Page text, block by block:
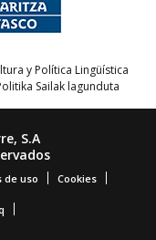
y Política Lingüística
Sailak lagunduta
S.A
de uso Cookies